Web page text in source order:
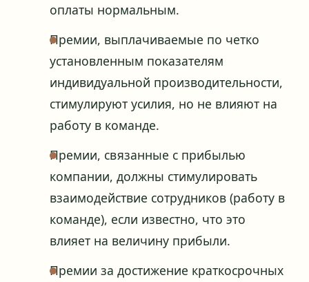
оплаты нормальным.
Премии, выплачиваемые по четко
установленным показателям
индивидуальной производительности,
стимулируют усилия, но не влияют на
работу в команде.
Премии, связанные с прибылью
компании, должны стимулировать
взаимодействие сотрудников (работу в
команде), если известно, что это
влияет на величину прибыли.
Премии за достижение краткосрочных